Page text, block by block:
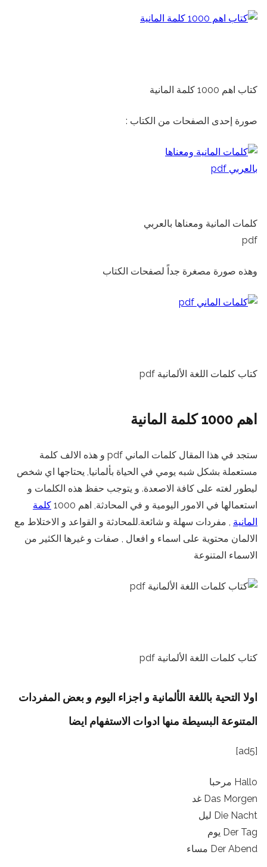
كتاب اهم 1000 كلمة المانية
صورة إحدى الصفحات من الكتاب :
كلمات المانية ومعناها بالعربي
pdf
وهذه صورة مصغرة جداً لصفحات الكتاب
كتاب كلمات اللغة الألمانية pdf
اهم 1000 كلمة المانية
ستجد في هذا المقال كلمات الماني pdf و هذه الالف كلمة
مستعملة بشكل شبه يومي في الحياة بألمانيا, يحتاجها اي شخص
ليطور لغته على كافة الاصعدة. و يتوجب حفظ هذه الكلمات و
استعمالها في الامور اليومية و في المحادثة, اهم 1000
كلمة
المانية , مفردات سهلة و شائعة.للمحادثة و القواعد و الاختلاط مع
الالمان محتوية على اسماء و افعال , صفات و غيرها الكثير من
الاسماء المتنوعة
كتاب كلمات اللغة الألمانية pdf
اولا التحية باللغة الألمانية و اجزاء اليوم و بعض المفردات
المتنوعة البسيطة منها ادوات الاستفهام ايضا
[ad5]
Hallo مرحبا
Das Morgen غد
Die Nacht ليل
Der Tag يوم
Der Abend مساء